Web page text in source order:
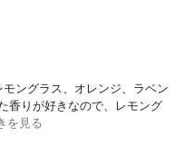
ングラス、オレンジ、ラベン
香りが好きなので、レモング
を見る